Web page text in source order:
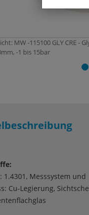
MW -115100 GLY CRE -
-1 bis 15bar
1.4301, Messsystem und
Cu-Legierung,